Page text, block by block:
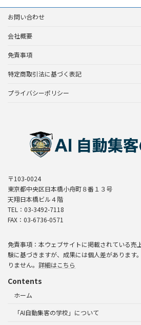
お問い合わせ
会社概要
免責事項
特定商取引法に基づく表記
プライバシーポリシー
〒103-0024
東京都中央区日本橋小舟町８番１３号
天翔日本橋ビル４階
TEL：03-3492-7118
FAX：03-6736-0571
免責事項：本ウェブサイトに掲載されている売
験に基づきますが、成果には個人差があります
りません。 詳細はこちら
Contents
ホーム
「AI自動集客の学校」について